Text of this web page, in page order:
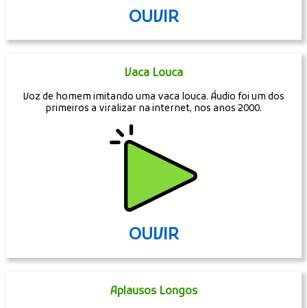
OUVIR
Vaca Louca
Voz de homem imitando uma vaca louca. Áudio foi um dos
primeiros a viralizar na internet, nos anos 2000.
OUVIR
Aplausos Longos